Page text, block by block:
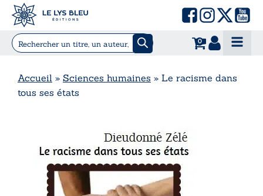
0
Accueil » Sciences humaines » Le racisme dans
tous ses états